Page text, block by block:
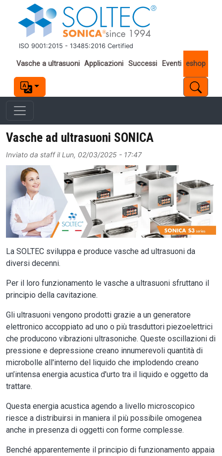
Salta al contenuto principale
ISO 9001:2015 - 13485:2016 Certified
Important links
Vasche a ultrasuoni Applicazioni Successi Eventi eshop
Vasche ad ultrasuoni SONICA
Inviato da staffilLun, 02/03/2025 - 17:47
Image
La SOLTEC sviluppa e produce vasche ad ultrasuoni da
diversi decenni.
Per il loro funzionamento le vasche a ultrasuoni sfruttano il
principio della cavitazione.
Gli ultrasuoni vengono prodotti grazie a un generatore
elettronico accoppiato ad uno o più trasduttori piezoelettrici
che producono vibrazioni ultrasoniche. Queste oscillazioni di
pressione e depressione creano innumerevoli quantità di
microbolle all'interno del liquido che implodendo creano
un’intensa energia acustica d'urto tra il liquido e oggetto da
trattare.
Questa energia acustica agendo a livello microscopico
riesce a distribuirsi in maniera il più possibile omogenea
anche in presenza di oggetti con forme complesse.
Benché apparentemente il principio di funzionamento appaia